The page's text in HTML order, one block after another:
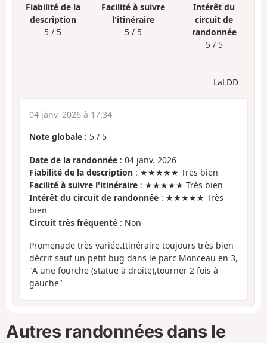
Fiabilité de la
description
5 / 5
Facilité à suivre
l'itinéraire
5 / 5
Intérêt du
circuit de
randonnée
5 / 5
LaLDD
04 janv. 2026 à 17:34
Note globale : 5 / 5
Date de la randonnée : 04 janv. 2026
Fiabilité de la description : ★★★★★ Très bien
Facilité à suivre l'itinéraire : ★★★★★ Très bien
Intérêt du circuit de randonnée : ★★★★★ Très
bien
Circuit très fréquenté : Non
Promenade très variée.Itinéraire toujours très bien
décrit sauf un petit bug dans le parc Monceau en 3,
"A une fourche (statue à droite),tourner 2 fois à
gauche"
Autres randonnées dans le